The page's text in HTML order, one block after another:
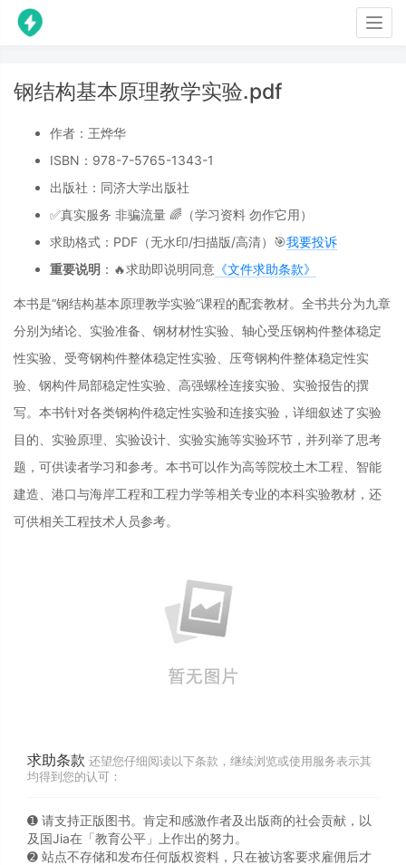
钢结构基本原理教学实验.pdf
作者：王烨华
ISBN：978-7-5765-1343-1
出版社：同济大学出版社
✅真实服务 非骗流量 🌈（学习资料 勿作它用）
求助格式：PDF（无水印/扫描版/高清）🎯我要投诉
重要说明 ：🔥求助即说明同意 《文件求助条款》
本书是“钢结构基本原理教学实验”课程的配套教材。全书共分为九章
分别为绪论、实验准备、钢材材性实验、轴心受压钢构件整体稳定
性实验、受弯钢构件整体稳定性实验、压弯钢构件整体稳定性实
验、钢构件局部稳定性实验、高强螺栓连接实验、实验报告的撰
写。本书针对各类钢构件稳定性实验和连接实验，详细叙述了实验
目的、实验原理、实验设计、实验实施等实验环节，并列举了思考
题，可供读者学习和参考。本书可以作为高等院校土木工程、智能
建造、港口与海岸工程和工程力学等相关专业的本科实验教材，还
可供相关工程技术人员参考。
求助条款 还望您仔细阅读以下条款，继续浏览或使用服务表示其
均得到您的认可：
➊️ 请支持正版图书。肯定和感激作者及出版商的社会贡献，以
及国Jia在「教育公平」上作出的努力。
➋️ 站点不存储和发布任何版权资料，只在被访客要求雇佣后才